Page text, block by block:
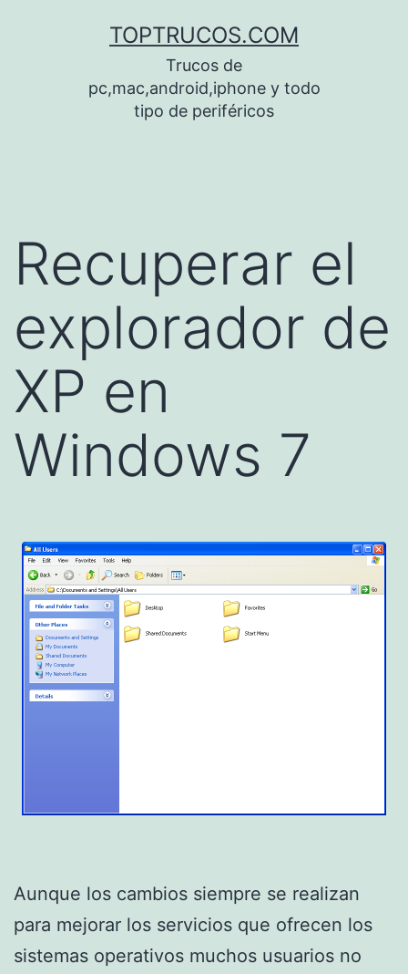
TOPTRUCOS.COM
Trucos de
pc,mac,android,iphone y todo
tipo de periféricos
Recuperar el
explorador de
XP en
Windows 7
Aunque los cambios siempre se realizan
para mejorar los servicios que ofrecen los
sistemas operativos muchos usuarios no